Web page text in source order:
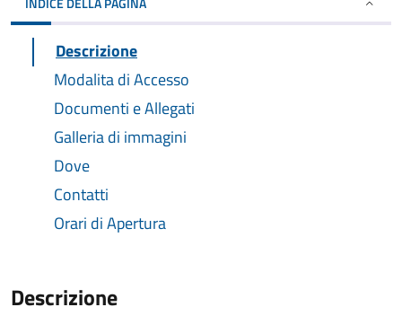
Descrizione
Modalita di Accesso
Documenti e Allegati
Galleria di immagini
Dove
Contatti
Orari di Apertura
Descrizione